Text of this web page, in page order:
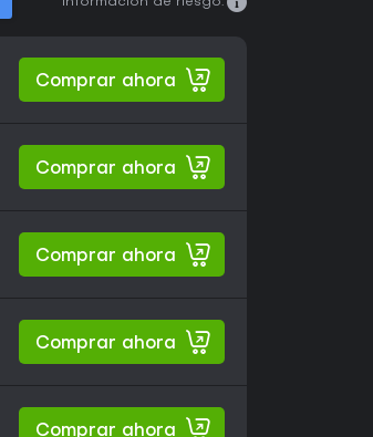
Comprar ahora
Comprar ahora
Comprar ahora
Comprar ahora
Comprar ahora